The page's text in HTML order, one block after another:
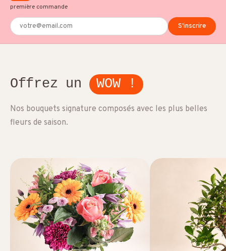
première commande
S'inscrire
Offrez un WOW !
Nos bouquets signature composés avec les plus belles
fleurs de saison.